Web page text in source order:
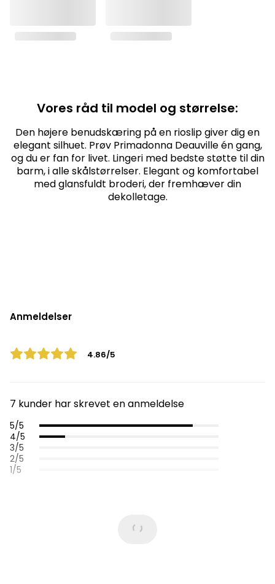
Vores råd til model og størrelse:
Den højere benudskæring på en rioslip giver dig en
elegant silhuet. Prøv Primadonna Deauville én gang,
og du er fan for livet. Lingeri med bedste støtte til din
barm, i alle skålstørrelser. Elegant og komfortabel
med glansfuldt broderi, der fremhæver din
dekolletage.
Anmeldelser
4.86/5
7 kunder har skrevet en anmeldelse
5/5
4/5
3/5
2/5
1/5